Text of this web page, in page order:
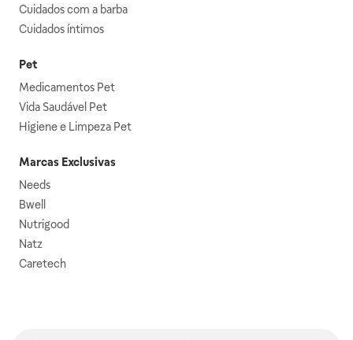
Cuidados com a barba
Cuidados íntimos
Pet
Medicamentos Pet
Vida Saudável Pet
Higiene e Limpeza Pet
Marcas Exclusivas
Needs
Bwell
Nutrigood
Natz
Caretech